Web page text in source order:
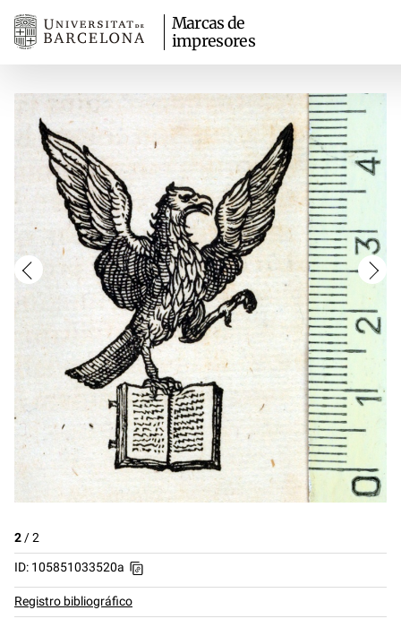
Marcas de
impresores
2/2
ID: 105851033520a
Registro bibliográfico